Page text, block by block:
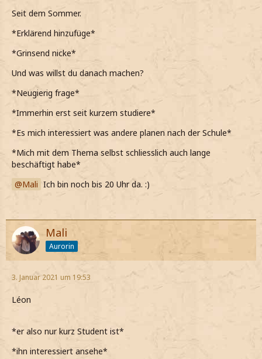
Seit dem Sommer.
*Erklärend hinzufüge*
*Grinsend nicke*
Und was willst du danach machen?
*Neugierig frage*
*Immerhin erst seit kurzem studiere*
*Es mich interessiert was andere planen nach der Schule*
*Mich mit dem Thema selbst schliesslich auch lange
beschäftigt habe*
Mali Ich bin noch bis 20 Uhr da. :)
Mali
Aurorin
3. Januar 2021 um 19:53
Léon
*er also nur kurz Student ist*
*ihn interessiert ansehe*